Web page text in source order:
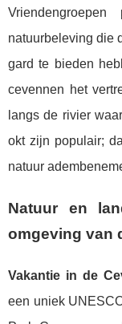
natuurbeleving die
gard te bieden
cevennen het
langs de rivier
okt zijn populair;
natuur
Natuur en
omgeving van
Vakantie in de
een uniek